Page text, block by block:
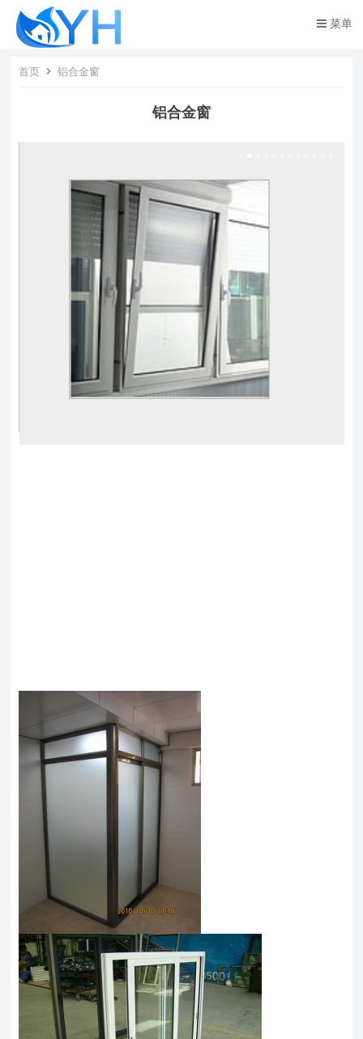
菜单
首页 铝合金窗
铝合金窗